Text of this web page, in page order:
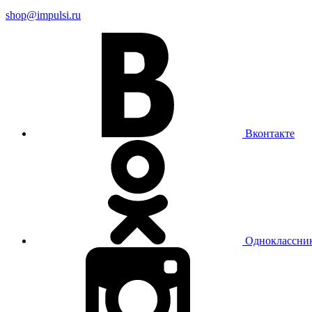
shop@impulsi.ru
Вконтакте